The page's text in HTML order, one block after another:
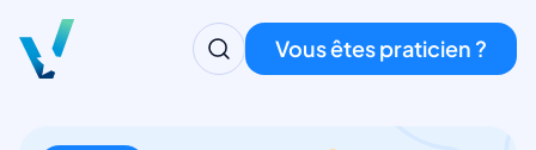
Vous êtes praticien ?